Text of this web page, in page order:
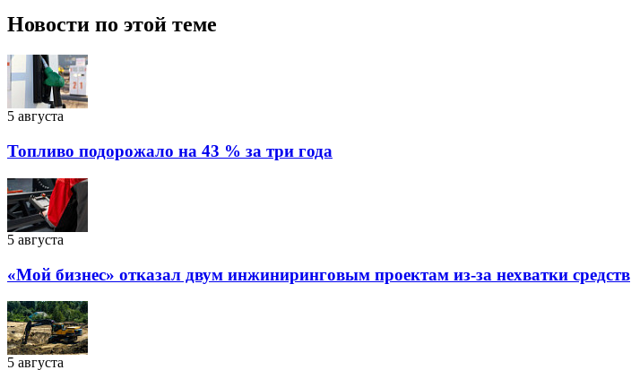
Новости по этой теме
5 августа
Топливо подорожало на 43 % за три года
5 августа
«Мой бизнес» отказал двум инжиниринговым проектам из-за нехватки средств
5 августа